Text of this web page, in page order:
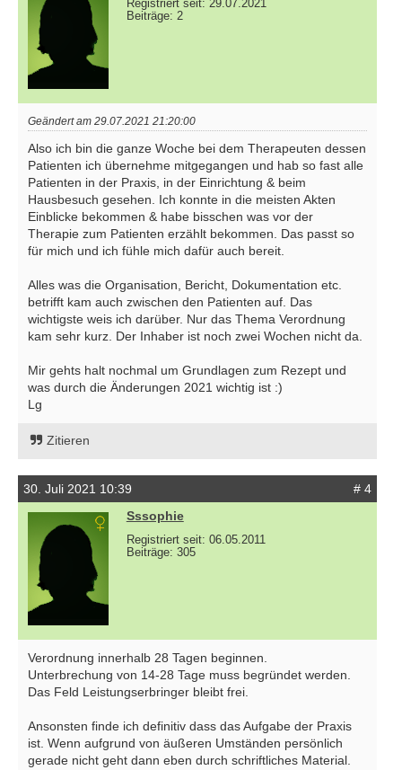
Registriert seit: 29.07.2021
Beiträge: 2
Geändert am 29.07.2021 21:20:00
Also ich bin die ganze Woche bei dem Therapeuten dessen
Patienten ich übernehme mitgegangen und hab so fast alle
Patienten in der Praxis, in der Einrichtung & beim
Hausbesuch gesehen. Ich konnte in die meisten Akten
Einblicke bekommen & habe bisschen was vor der
Therapie zum Patienten erzählt bekommen. Das passt so
für mich und ich fühle mich dafür auch bereit.
Alles was die Organisation, Bericht, Dokumentation etc.
betrifft kam auch zwischen den Patienten auf. Das
wichtigste weis ich darüber. Nur das Thema Verordnung
kam sehr kurz. Der Inhaber ist noch zwei Wochen nicht da.
Mir gehts halt nochmal um Grundlagen zum Rezept und
was durch die Änderungen 2021 wichtig ist :)
Lg
Zitieren
30. Juli 2021 10:39
# 4
Sssophie
Registriert seit: 06.05.2011
Beiträge: 305
Verordnung innerhalb 28 Tagen beginnen.
Unterbrechung von 14-28 Tage muss begründet werden.
Das Feld Leistungserbringer bleibt frei.
Ansonsten finde ich definitiv dass das Aufgabe der Praxis
ist. Wenn aufgrund von äußeren Umständen persönlich
gerade nicht geht dann eben durch schriftliches Material.